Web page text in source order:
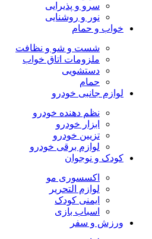
سرو و پذیرایی
نور و روشنایی
خواب و حمام
شست و شو و نظافت
ملزومات اتاق خواب
دستشویی
حمام
لوازم جانبی خودرو
نظم دهنده خودرو
ابزار خودرو
تزیین خودرو
لوازم برقی خودرو
کودک و نوجوان
اکسسوری مو
لوازم التحریر
ایمنی کودک
اسباب بازی
ورزش و سفر